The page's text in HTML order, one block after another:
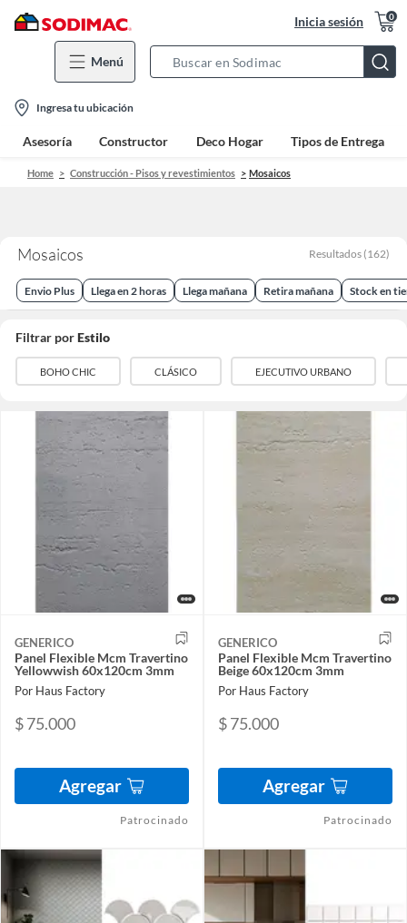
Inicia sesión 0
Menú
Bar
location-
icon
Ingresa tu ubicación
Asesoría Constructor Deco Hogar Tipos de Entrega
Home Construcción - Pisos y revestimientos Mosaicos
Mosaicos Resultados (162)
Envio Plus Llega en 2 horas Llega mañana Retira mañana Stock en
Filtrar porEstilo
BOHO CHIC CLÁSICO EJECUTIVO URBANO
GENERICO
Panel Flexible Mcm Travertino
Yellowwish 60x120cm 3mm
Por Haus Factory
$ 75.000
Agregar
Patrocinado
GENERICO
Panel Flexible Mcm Travertino
Beige 60x120cm 3mm
Por Haus Factory
$ 75.000
Agregar
Patrocinado